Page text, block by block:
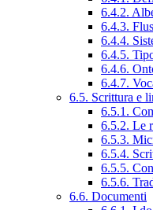
6.4.2.
6.4.3.
6.4.4.
6.4.5.
6.4.6.
6.4.7.
6.5. Scrittura e
6.5.1.
6.5.2. Le
6.5.3.
6.5.4.
6.5.5.
6.5.6.
6.6. Documenti